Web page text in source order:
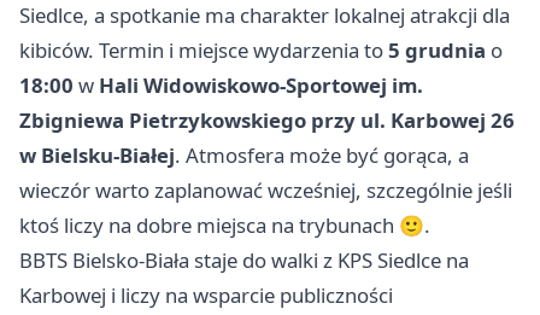
Siedlce, a spotkanie ma charakter lokalnej atrakcji dla
kibiców. Termin i miejsce wydarzenia to5 grudnia o
18:00 w Hali Widowiskowo-Sportowej im.
Zbigniewa Pietrzykowskiego przy ul. Karbowej 26
w Bielsku-Białej. Atmosfera może być gorąca, a
wieczór warto zaplanować wcześniej, szczególnie jeśli
ktoś liczy na dobre miejsca na trybunach 🙂.
BBTS Bielsko-Biała staje do walki z KPS Siedlce na
Karbowej i liczy na wsparcie publiczności